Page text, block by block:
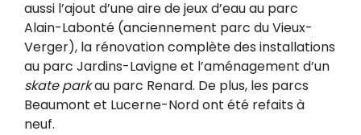
aussi l’ajout d’une aire de jeux d’eau au parc
Alain-Labonté (anciennement parc du Vieux-
Verger), la rénovation complète des installations
au parc Jardins-Lavigne et l’aménagement d’un
skate parkau parc Renard. De plus, les parcs
Beaumont et Lucerne-Nord ont été refaits à
neuf.